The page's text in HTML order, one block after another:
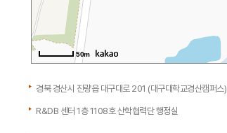
50m
경북 경산시 진량읍 대구대로 201 (대구대학교경산캠퍼스)
R&DB 센터 1층 1108호 산학협력단 행정실